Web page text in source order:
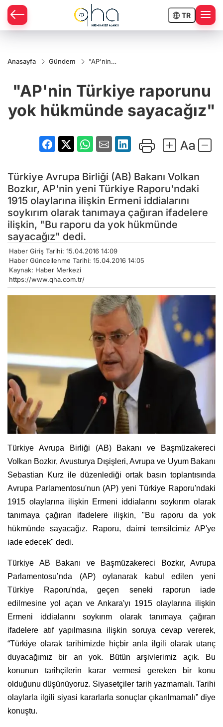
TR
Anasayfa Gündem
"AP'nin
yok
hükmünde
sayacağız"
"AP'nin Türkiye raporunu
yok hükmünde sayacağız"
Türkiye Avrupa Birliği (AB) Bakanı Volkan
Bozkır, AP'nin yeni Türkiye Raporu'ndaki
1915 olaylarına ilişkin Ermeni iddialarını
soykırım olarak tanımaya çağıran ifadelere
ilişkin, "Bu raporu da yok hükmünde
sayacağız" dedi.
Haber Giriş Tarihi: 15.04.2016 14:09
Haber Güncellenme Tarihi: 15.04.2016 14:05
Kaynak: Haber Merkezi
https://www.qha.com.tr/
Türkiye Avrupa Birliği (AB) Bakanı ve Başmüzakereci
Volkan Bozkır, Avusturya Dışişleri, Avrupa ve Uyum Bakanı
Sebastian Kurz ile düzenlediği ortak basın toplantısında
Avrupa Parlamentosu'nun (AP) yeni Türkiye Raporu'ndaki
1915 olaylarına ilişkin Ermeni iddialarını soykırım olarak
tanımaya çağıran ifadelere ilişkin, "Bu raporu da yok
hükmünde sayacağız. Raporu, daimi temsilcimiz AP'ye
iade edecek" dedi.
Türkiye AB Bakanı ve Başmüzakereci Bozkır, Avrupa
Parlamentosu’nda (AP) oylanarak kabul edilen yeni
Türkiye Raporu'nda, geçen seneki raporun iade
edilmesine yol açan ve Ankara'yı 1915 olaylarına ilişkin
Ermeni iddialarını soykırım olarak tanımaya çağıran
ifadelere atıf yapılmasına ilişkin soruya cevap vererek,
“Türkiye olarak tarihimizde hiçbir anla ilgili olarak utanç
duyacağımız bir an yok. Bütün arşivlerimiz açık. Bu
konunun tarihçilerin karar vermesi gereken bir konu
olduğunu düşünüyoruz. Siyasetçiler tarih yazmamalı. Tarihi
olaylarla ilgili siyasi kararlarla sonuçlar çıkarılmamalı” diye
konuştu.